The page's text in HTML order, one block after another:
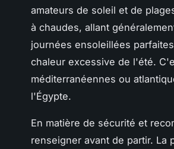
amateurs de soleil et de
à chaudes, allant
journées ensoleillées
chaleur excessive de l'été.
méditerranéennes ou
l'Égypte.
En matière de sécurité et
renseigner avant de partir.